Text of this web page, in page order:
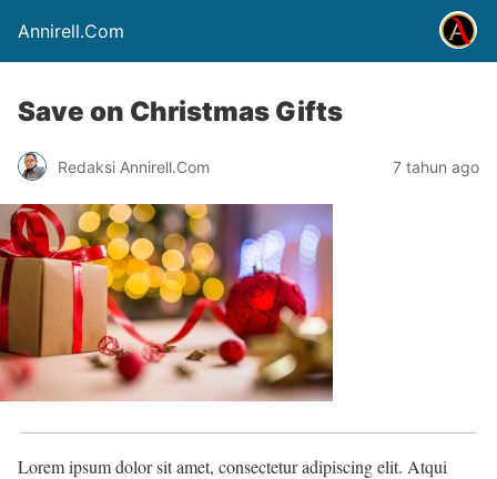
Annirell.Com
Save on Christmas Gifts
Redaksi Annirell.Com 7 tahun ago
Lorem ipsum dolor sit amet, consectetur adipiscing elit. Atqui